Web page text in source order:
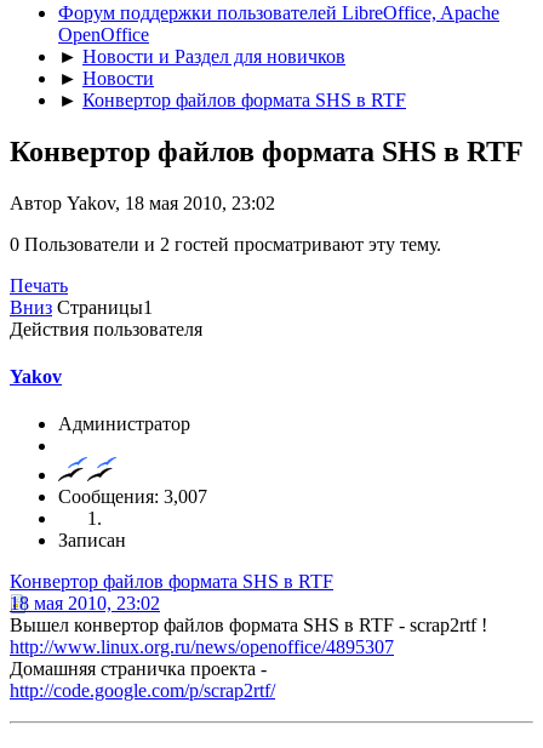
Форум поддержки пользователей LibreOffice, Apache
OpenOffice
► Новости и Раздел для новичков
► Новости
► Конвертор файлов формата SHS в RTF
Конвертор файлов формата SHS в RTF
Автор Yakov, 18 мая 2010, 23:02
0 Пользователи и 2 гостей просматривают эту тему.
Печать
Вниз Страницы1
Действия пользователя
Yakov
Администратор
Сообщения: 3,007
Записан
Конвертор файлов формата SHS в RTF
18 мая 2010, 23:02
Вышел конвертор файлов формата SHS в RTF - scrap2rtf !
http://www.linux.org.ru/news/openoffice/4895307
Домашняя страничка проекта -
http://code.google.com/p/scrap2rtf/